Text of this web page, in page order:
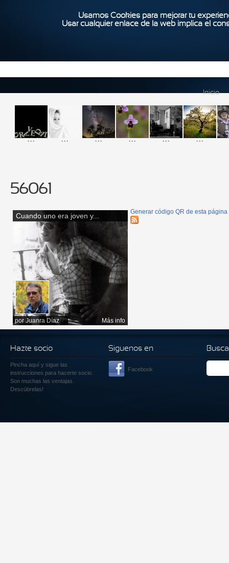
Usamos Cookies para mejorar tu
Usar cualquier enlace de la web implica el
Inicio
... ... ... ... ... ...
56061
Cuando uno era joven y...
por Juanra Díaz Más info
Generar código QR de esta página
Hazte socio
Pincha aquí y sigue las
instrucciones para hacerte socio.
Son muchas las ventajas.
Descúbrelas!
Siguenos en
Facebook